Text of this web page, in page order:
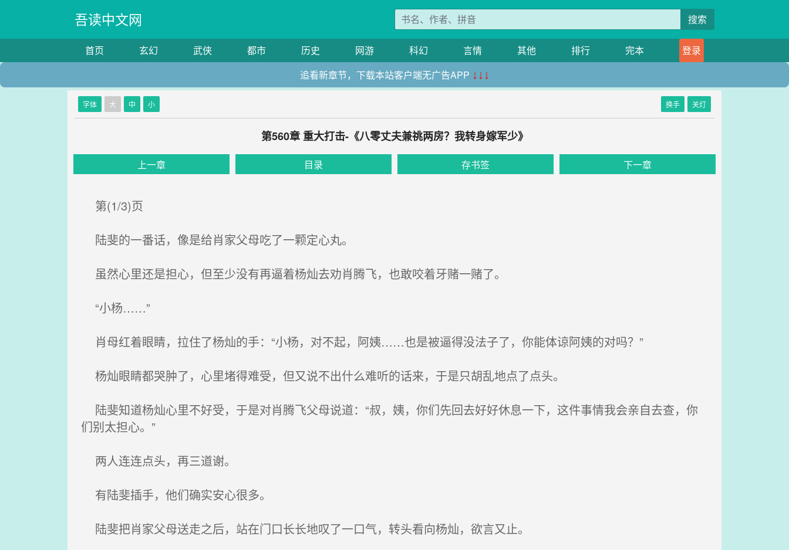
吾读中文网 搜索
首页 玄幻 武侠 都市 历史 网游 科幻 言情 其他 排行 完本
登录
追看新章节，下载本站客户端无广告APP ↓↓↓
字体 大 中 小 换手 关灯
第560章 重大打击-《八零丈夫兼祧两房？我转身嫁军少》
上一章 目录 存书签 下一章
第(1/3)页
陆斐的一番话，像是给肖家父母吃了一颗定心丸。
虽然心里还是担心，但至少没有再逼着杨灿去劝肖腾飞，也敢咬着牙赌一赌了。
“小杨……”
肖母红着眼睛，拉住了杨灿的手：“小杨，对不起，阿姨……也是被逼得没法子了，你能体谅阿姨的对吗？”
杨灿眼睛都哭肿了，心里堵得难受，但又说不出什么难听的话来，于是只胡乱地点了点头。
陆斐知道杨灿心里不好受，于是对肖腾飞父母说道：“叔，姨，你们先回去好好休息一下，这件事情我会亲自去查，你
们别太担心。”
两人连连点头，再三道谢。
有陆斐插手，他们确实安心很多。
陆斐把肖家父母送走之后，站在门口长长地叹了一口气，转头看向杨灿，欲言又止。